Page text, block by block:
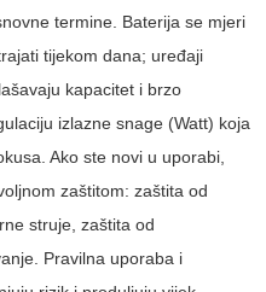
termine. Baterija se mjeri
tijekom dana; uređaji
kapacitet i brzo
izlazne snage (Watt) koja
Ako ste novi u uporabi,
zaštitom: zaštita od
struje, zaštita od
Pravilna uporaba i